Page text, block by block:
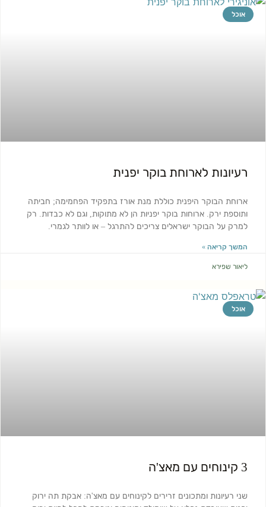
אוכל
רעיונות לארוחת בוקר יפנית
ארוחת הבוקר היפנית כוללת מנת אורז בתפקיד הפחמימה; חביתה
ותוספת ירק. ארוחות בוקר יפניות הן לא מתוקות, וגם לא כבדות. רק
למרק על הבוקר ישראלים צריכים להתרגל – או לוותר לגמרי.
המשך קריאה »
ליאור שפירא
אוכל
3 קינוחים עם מאצ'ה
שני רעיונות ומתכונים זרירים לקינוחים עם מאצ'ה: אבקת תה ירוק